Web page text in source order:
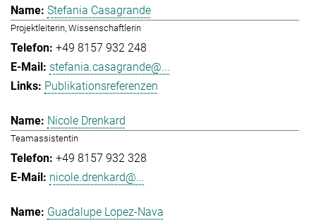
Stefania Casagrande
Projektleiterin, Wissenschaftlerin
+49 8157 932 248
stefania.casagrande@...
Publikationsreferenzen
Nicole Drenkard
Teamassistentin
+49 8157 932 328
nicole.drenkard@...
Guadalupe Lopez-Nava